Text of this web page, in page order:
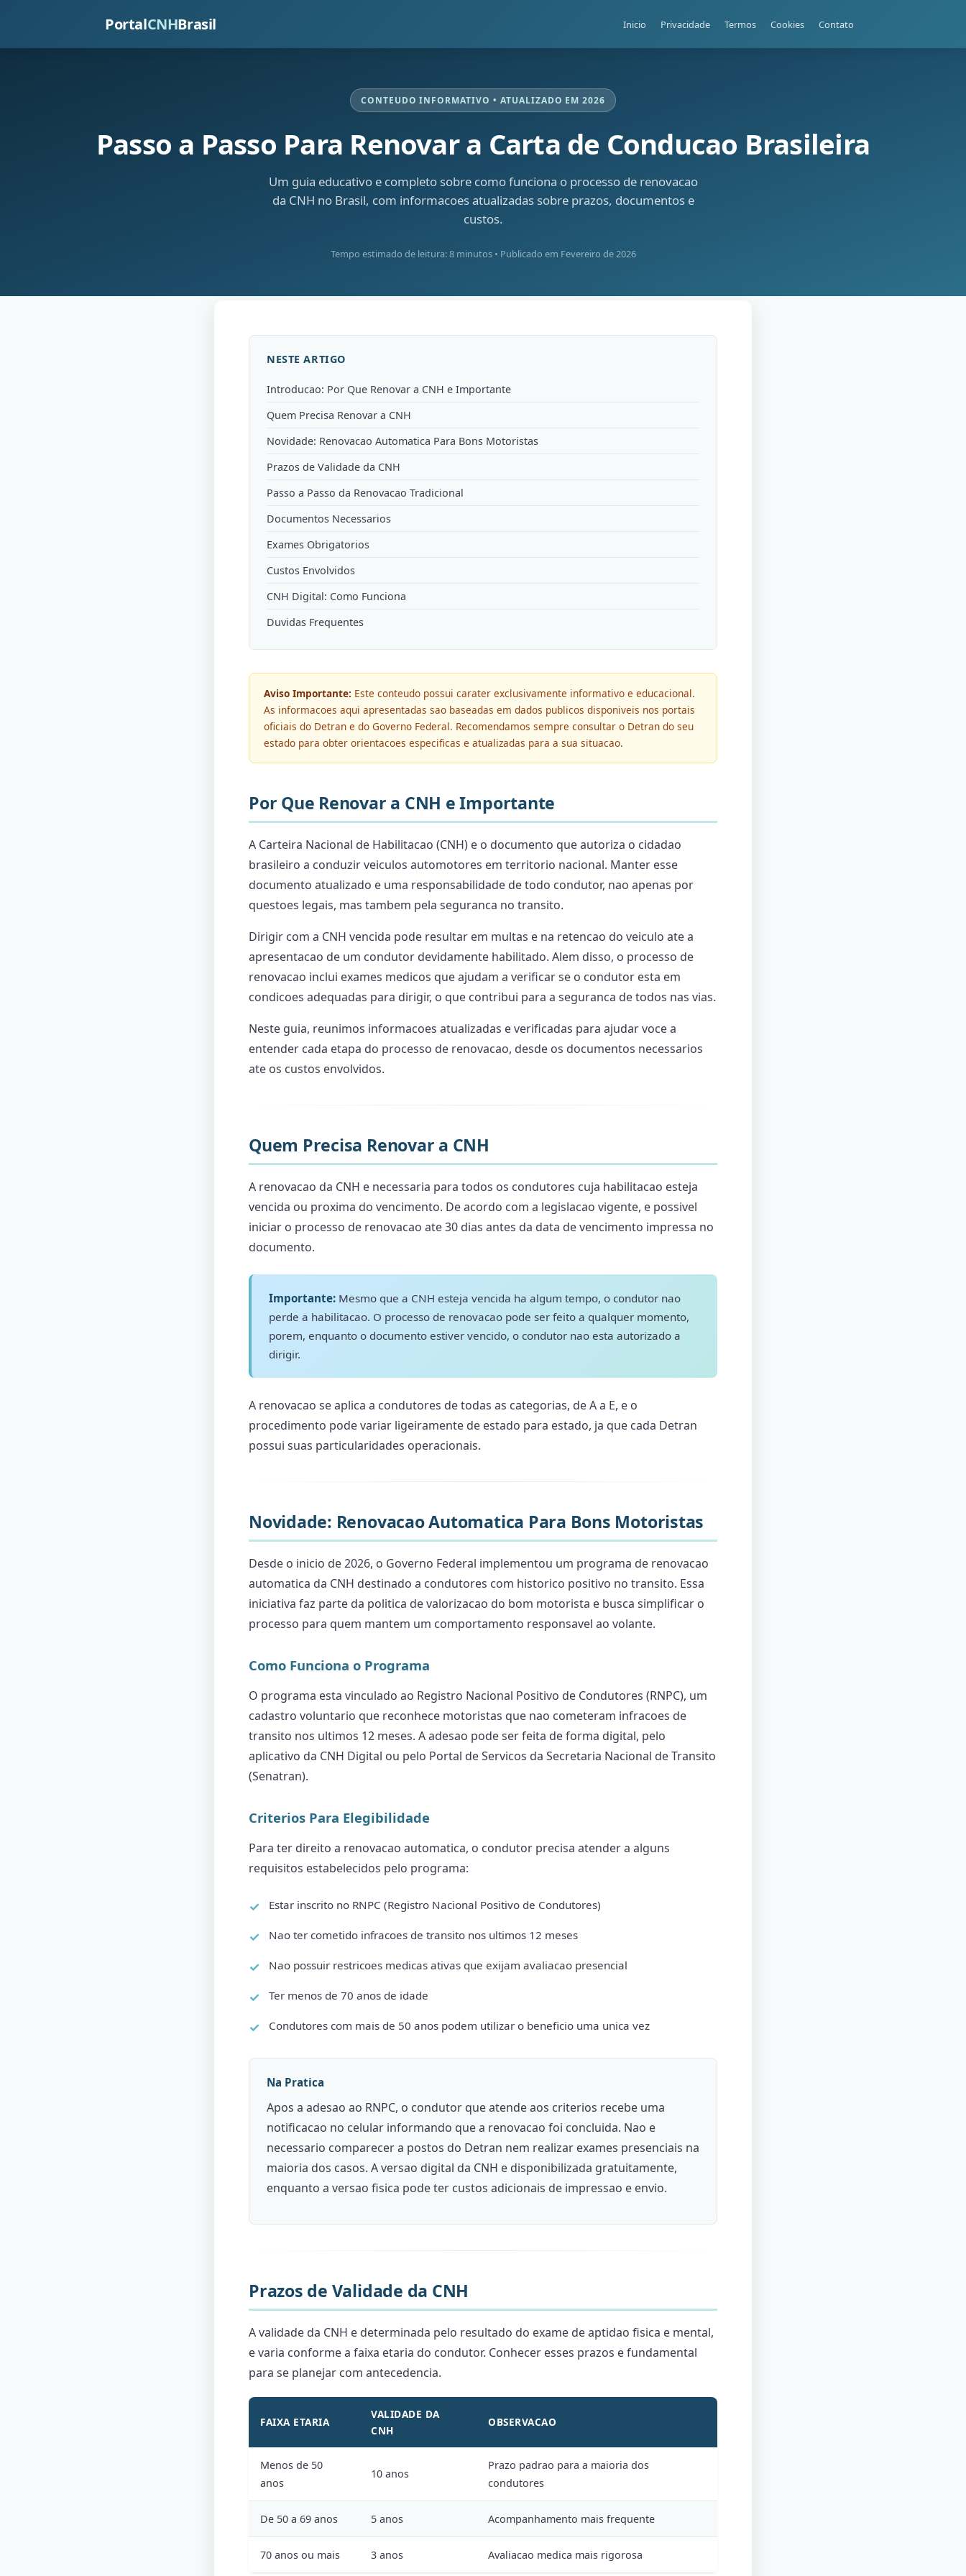
PortalCNHBrasil Inicio Privacidade Termos Cookies Contato
CONTEUDO INFORMATIVO • ATUALIZADO EM 2026
Passo a Passo Para Renovar a Carta de Conducao Brasileira
Um guia educativo e completo sobre como funciona o processo de renovacao
da CNH no Brasil, com informacoes atualizadas sobre prazos, documentos e
custos.
Tempo estimado de leitura: 8 minutos • Publicado em Fevereiro de 2026
NESTE ARTIGO
Introducao: Por Que Renovar a CNH e Importante
Quem Precisa Renovar a CNH
Novidade: Renovacao Automatica Para Bons Motoristas
Prazos de Validade da CNH
Passo a Passo da Renovacao Tradicional
Documentos Necessarios
Exames Obrigatorios
Custos Envolvidos
CNH Digital: Como Funciona
Duvidas Frequentes
Aviso Importante: Este conteudo possui carater exclusivamente informativo e educacional.
As informacoes aqui apresentadas sao baseadas em dados publicos disponiveis nos portais
oficiais do Detran e do Governo Federal. Recomendamos sempre consultar o Detran do seu
estado para obter orientacoes especificas e atualizadas para a sua situacao.
Por Que Renovar a CNH e Importante
A Carteira Nacional de Habilitacao (CNH) e o documento que autoriza o cidadao
brasileiro a conduzir veiculos automotores em territorio nacional. Manter esse
documento atualizado e uma responsabilidade de todo condutor, nao apenas por
questoes legais, mas tambem pela seguranca no transito.
Dirigir com a CNH vencida pode resultar em multas e na retencao do veiculo ate a
apresentacao de um condutor devidamente habilitado. Alem disso, o processo de
renovacao inclui exames medicos que ajudam a verificar se o condutor esta em
condicoes adequadas para dirigir, o que contribui para a seguranca de todos nas vias.
Neste guia, reunimos informacoes atualizadas e verificadas para ajudar voce a
entender cada etapa do processo de renovacao, desde os documentos necessarios
ate os custos envolvidos.
Quem Precisa Renovar a CNH
A renovacao da CNH e necessaria para todos os condutores cuja habilitacao esteja
vencida ou proxima do vencimento. De acordo com a legislacao vigente, e possivel
iniciar o processo de renovacao ate 30 dias antes da data de vencimento impressa no
documento.
Importante: Mesmo que a CNH esteja vencida ha algum tempo, o condutor nao
perde a habilitacao. O processo de renovacao pode ser feito a qualquer momento,
porem, enquanto o documento estiver vencido, o condutor nao esta autorizado a
dirigir.
A renovacao se aplica a condutores de todas as categorias, de A a E, e o
procedimento pode variar ligeiramente de estado para estado, ja que cada Detran
possui suas particularidades operacionais.
Novidade: Renovacao Automatica Para Bons Motoristas
Desde o inicio de 2026, o Governo Federal implementou um programa de renovacao
automatica da CNH destinado a condutores com historico positivo no transito. Essa
iniciativa faz parte da politica de valorizacao do bom motorista e busca simplificar o
processo para quem mantem um comportamento responsavel ao volante.
Como Funciona o Programa
O programa esta vinculado ao Registro Nacional Positivo de Condutores (RNPC), um
cadastro voluntario que reconhece motoristas que nao cometeram infracoes de
transito nos ultimos 12 meses. A adesao pode ser feita de forma digital, pelo
aplicativo da CNH Digital ou pelo Portal de Servicos da Secretaria Nacional de Transito
(Senatran).
Criterios Para Elegibilidade
Para ter direito a renovacao automatica, o condutor precisa atender a alguns
requisitos estabelecidos pelo programa:
Estar inscrito no RNPC (Registro Nacional Positivo de Condutores)
Nao ter cometido infracoes de transito nos ultimos 12 meses
Nao possuir restricoes medicas ativas que exijam avaliacao presencial
Ter menos de 70 anos de idade
Condutores com mais de 50 anos podem utilizar o beneficio uma unica vez
Na Pratica
Apos a adesao ao RNPC, o condutor que atende aos criterios recebe uma
notificacao no celular informando que a renovacao foi concluida. Nao e
necessario comparecer a postos do Detran nem realizar exames presenciais na
maioria dos casos. A versao digital da CNH e disponibilizada gratuitamente,
enquanto a versao fisica pode ter custos adicionais de impressao e envio.
Prazos de Validade da CNH
A validade da CNH e determinada pelo resultado do exame de aptidao fisica e mental,
e varia conforme a faixa etaria do condutor. Conhecer esses prazos e fundamental
para se planejar com antecedencia.
FAIXA ETARIA
VALIDADE DA
CNH
OBSERVACAO
Menos de 50
anos
10 anos
Prazo padrao para a maioria dos
condutores
De 50 a 69 anos 5 anos Acompanhamento mais frequente
70 anos ou mais 3 anos Avaliacao medica mais rigorosa